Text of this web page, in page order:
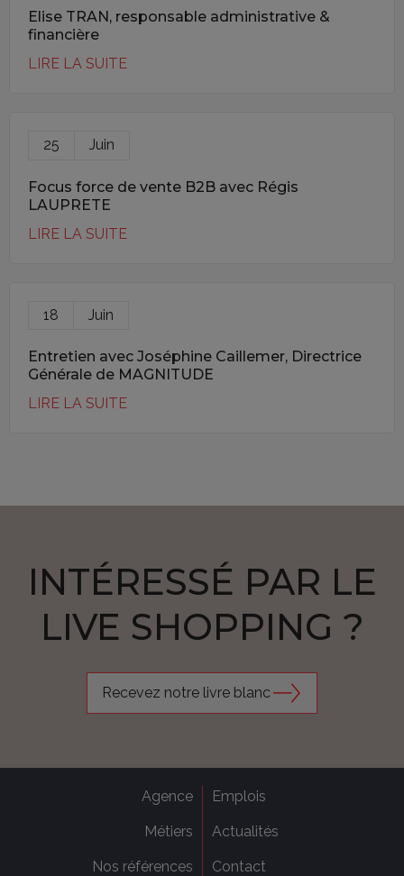
Elise TRAN, responsable administrative &
financière
LIRE LA SUITE
25 Juin
Focus force de vente B2B avec Régis
LAUPRETE
LIRE LA SUITE
18 Juin
Entretien avec Joséphine Caillemer, Directrice
Générale de MAGNITUDE
LIRE LA SUITE
INTÉRESSÉ PAR LE
LIVE SHOPPING ?
Recevez notre livre blanc
Agence
Métiers
Nos références
Emplois
Actualités
Contact